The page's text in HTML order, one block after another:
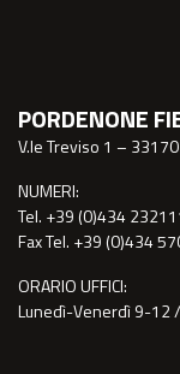
PORDENONE
V.le Treviso 1 –
NUMERI:
Tel. +39 (0)434
Fax Tel. +39 (0)434
ORARIO UFFICI:
Lunedì-Venerdì 9-12